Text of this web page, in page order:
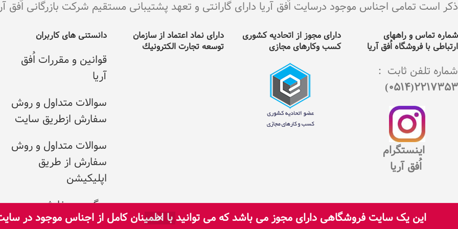
این یک سایت فروشگاهی دارای مجوز می باشد که می توانید با اطمینان کامل از اجناس موجود در
ذکر است تمامی اجناس موجود درسایت اٌفق آریا دارای گارانتی و تعهد پشتیبانی مستقیم شرکت بازرگانی اٌفق آریا می
شماره تماس و راههای
ارتباطی با فروشگاه اُفق آریا
شماره تلفن ثابت :
2217353(0514)
اینستگرام
اُفق آریا
دارای مجوز از اتحادیه کشوری
کسب وکارهای مجازی
دارای نماد اعتماد از سازمان
توسعه تجارت الکترونيك
دانستنی های کاربران
قوانین و مقررات اُفق
آریا
سوالات متداول و روش
سفارش ازطریق سایت
سوالات متداول و روش
سفارش از طریق
اپلیکیشن
پیگیری سفارش
تمامی حقوق برای سایت اُفق آریا محفوظ است.